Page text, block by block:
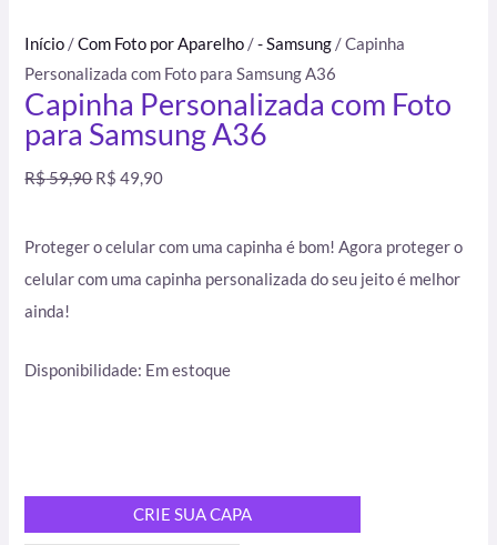
Início /Com Foto por Aparelho /- Samsung / Capinha
Personalizada com Foto para Samsung A36
Capinha Personalizada com Foto
para Samsung A36
R$59,90 R$ 49,90
Proteger o celular com uma capinha é bom! Agora proteger o
celular com uma capinha personalizada do seu jeito é melhor
ainda!
Disponibilidade: Em estoque
CRIE SUA CAPA